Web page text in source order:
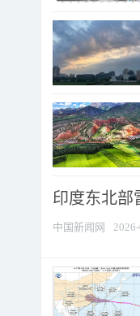
印度东北部
中国新闻网